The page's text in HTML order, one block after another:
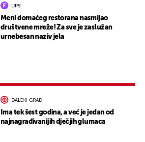
UPS!
Meni domaćeg restorana nasmijao
društvene mreže! Za sve je zaslužan
urnebesan naziv jela
DALEKI GRAD
Ima tek šest godina, a već je jedan od
najnagrađivanijih dječjih glumaca